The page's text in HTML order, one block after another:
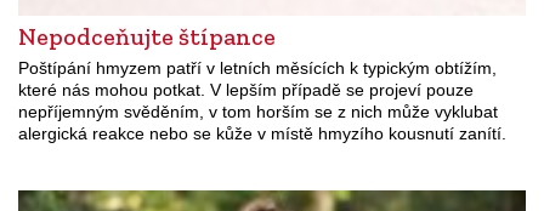
Nepodceňujte štípance
Poštípání hmyzem patří v letních měsících k typickým obtížím,
které nás mohou potkat. V lepším případě se projeví pouze
nepříjemným svěděním, v tom horším se z nich může vyklubat
alergická reakce nebo se kůže v místě hmyzího kousnutí zanítí.